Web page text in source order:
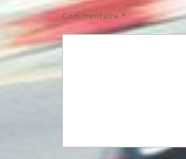
Commentaire *